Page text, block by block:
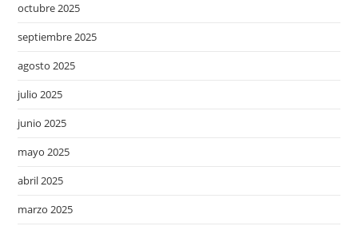
octubre 2025
septiembre 2025
agosto 2025
julio 2025
junio 2025
mayo 2025
abril 2025
marzo 2025